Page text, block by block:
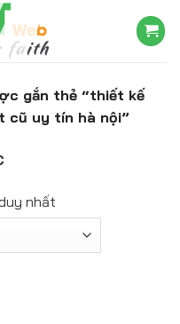
gắn thẻ “thiết kế
cũ uy tín hà nội”
nhất